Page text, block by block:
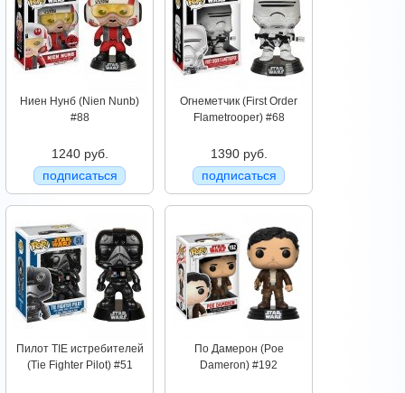
Ниен Нунб (Nien Nunb)
#88
1240 руб.
подписаться
Огнеметчик (First Order
Flametrooper) #68
1390 руб.
подписаться
Пилот TIE истребителей
(Tie Fighter Pilot) #51
По Дамерон (Poe
Dameron) #192